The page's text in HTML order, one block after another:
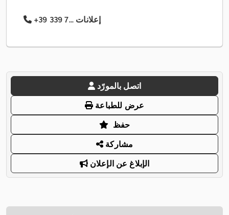
+39 339 7... إعلانات
اتصل بالمورّد
عرض للطباعة
حفظ
مشاركة
الإبلاغ عن الإعلان